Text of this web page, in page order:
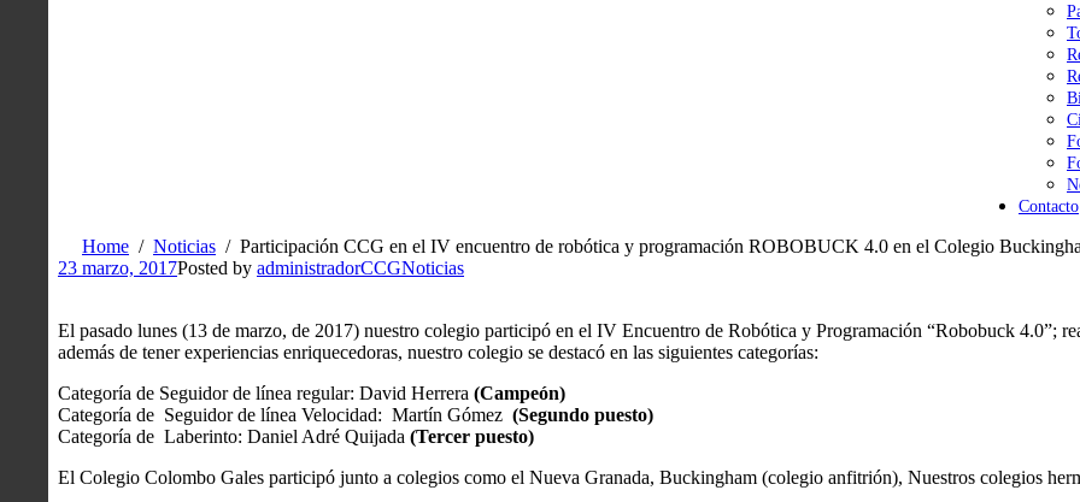
Contacto
Home Noticias
Participación CCG en el IV encuentro de robótica y programación ROBOBUCK 4.0 en el Colegio
23 marzo, 2017Posted by administradorCCGNoticias
El pasado lunes (13 de marzo, de 2017) nuestro colegio participó en el IV Encuentro de Robótica y Programación “Robobuck 4.0”;
además de tener experiencias enriquecedoras, nuestro colegio se destacó en las siguientes categorías:
Categoría de Seguidor de línea regular: David Herrera (Campeón)
Categoría de Seguidor de línea Velocidad: Martín Gómez (Segundo puesto)
Categoría de Laberinto: Daniel Adré Quijada (Tercer puesto)
El Colegio Colombo Gales participó junto a colegios como el Nueva Granada, Buckingham (colegio anfitrión), Nuestros colegios